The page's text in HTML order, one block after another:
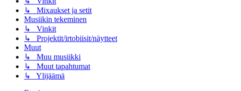
↳ Mixaukset ja setit
Musiikin tekeminen
↳ Vinkit
↳ Projektit/irtobiisit/näytteet
Muut
↳ Muu musiikki
↳ Muut tapahtumat
↳ Ylijäämä